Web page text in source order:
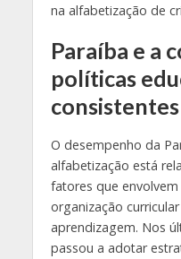
na alfabetização de
Paraíba e a
políticas
consistentes
O desempenho da
alfabetização está
fatores que
organização
aprendizagem. Nos
passou a adotar